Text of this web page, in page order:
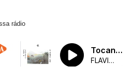
rádio